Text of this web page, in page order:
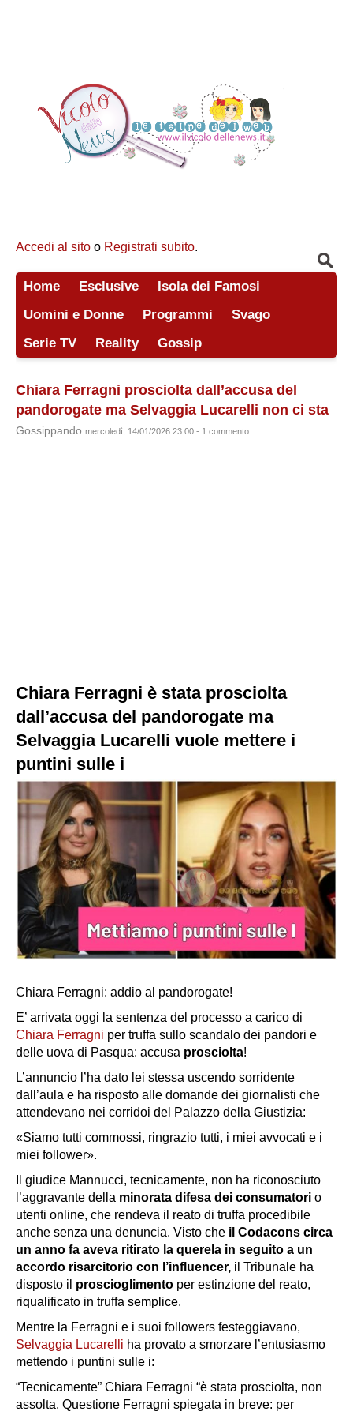
Accedi al sito o Registrati subito.
Home Esclusive
Isola dei Famosi
Uomini e Donne
Programmi
Svago
Serie TV
Reality Gossip
Chiara Ferragni prosciolta dall’accusa del
pandorogate ma Selvaggia Lucarelli non ci sta
Gossippando mercoledì, 14/01/2026 23:00 - 1 commento
Chiara Ferragni è stata prosciolta
dall’accusa del pandorogate ma
Selvaggia Lucarelli vuole mettere i
puntini sulle i
Chiara Ferragni: addio al pandorogate!
E’ arrivata oggi la sentenza del processo a carico di
Chiara Ferragni per truffa sullo scandalo dei pandori e
delle uova di Pasqua: accusa prosciolta!
L’annuncio l’ha dato lei stessa uscendo sorridente
dall’aula e ha risposto alle domande dei giornalisti che
attendevano nei corridoi del Palazzo della Giustizia:
«Siamo tutti commossi, ringrazio tutti, i miei avvocati e i
miei follower».
Il giudice Mannucci, tecnicamente, non ha riconosciuto
l’aggravante della minorata difesa dei consumatori o
utenti online, che rendeva il reato di truffa procedibile
anche senza una denuncia. Visto che il Codacons circa
un anno fa aveva ritirato la querela in seguito a un
accordo risarcitorio con l’influencer, il Tribunale ha
disposto il proscioglimento per estinzione del reato,
riqualificato in truffa semplice.
Mentre la Ferragni e i suoi followers festeggiavano,
Selvaggia Lucarelli ha provato a smorzare l’entusiasmo
mettendo i puntini sulle i:
“Tecnicamente” Chiara Ferragni “è stata prosciolta, non
assolta. Questione Ferragni spiegata in breve: per